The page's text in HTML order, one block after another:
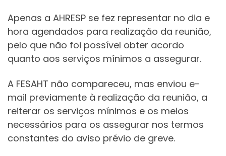
Apenas a AHRESP se fez representar no dia e
hora agendados para realização da reunião,
pelo que não foi possível obter acordo
quanto aos serviços mínimos a assegurar.
A FESAHT não compareceu, mas enviou e-
mail previamente à realização da reunião, a
reiterar os serviços mínimos e os meios
necessários para os assegurar nos termos
constantes do aviso prévio de greve.